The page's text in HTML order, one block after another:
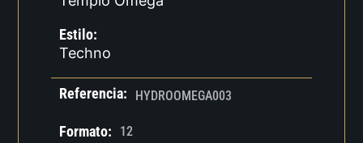
Estilo:
Techno
Referencia: HYDROOMEGA003
Formato: 12